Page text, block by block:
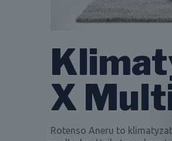
X
Rotenso Aneru to